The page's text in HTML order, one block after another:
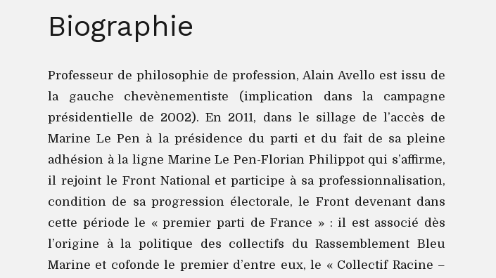
Biographie
Professeur de philosophie de profession, Alain Avello est issu de
la gauche chevènementiste (implication dans la campagne
présidentielle de 2002). En 2011, dans le sillage de l’accès de
Marine Le Pen à la présidence du parti et du fait de sa pleine
adhésion à la ligne Marine Le Pen-Florian Philippot qui s’affirme,
il rejoint le Front National et participe à sa professionnalisation,
condition de sa progression électorale, le Front devenant dans
cette période le « premier parti de France » : il est associé dès
l’origine à la politique des collectifs du Rassemblement Bleu
Marine et cofonde le premier d’entre eux, le « Collectif Racine –